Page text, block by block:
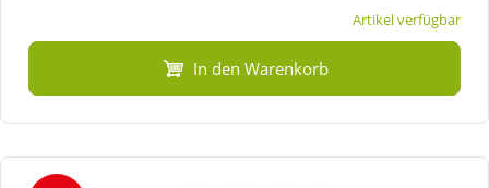
Artikel verfügbar
In den Warenkorb